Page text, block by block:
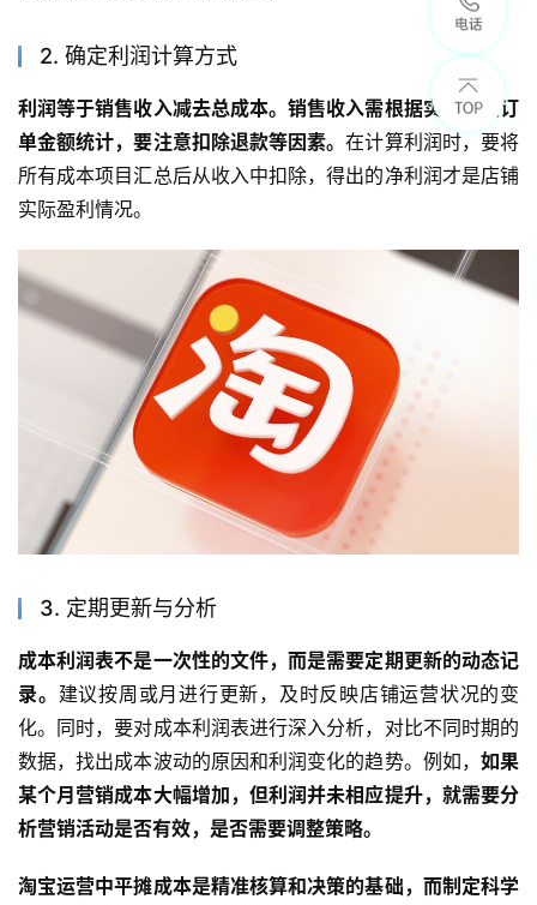
2. 确定利润计算方式
利润等于销售收入减去总成本。销售收入需根据实际成交订
单金额统计，要注意扣除退款等因素。在计算利润时，要将
所有成本项目汇总后从收入中扣除，得出的净利润才是店铺
实际盈利情况。
3. 定期更新与分析
成本利润表不是一次性的文件，而是需要定期更新的动态记
录。 建议按周或月进行更新，及时反映店铺运营状况的变
化。同时，要对成本利润表进行深入分析，对比不同时期的
数据，找出成本波动的原因和利润变化的趋势。例如， 如果
某个月营销成本大幅增加，但利润并未相应提升，就需要分
析营销活动是否有效，是否需要调整策略。
淘宝运营中平摊成本是精准核算和决策的基础，而制定科学